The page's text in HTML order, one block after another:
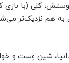
کوچک‌۲تر دوستش، کلی
به هم نزدیک‌تر
شین وست و